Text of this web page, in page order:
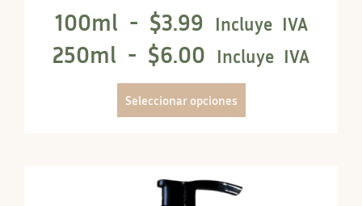
100ml - $3.99 Incluye IVA
250ml - $6.00 Incluye IVA
Seleccionar opciones